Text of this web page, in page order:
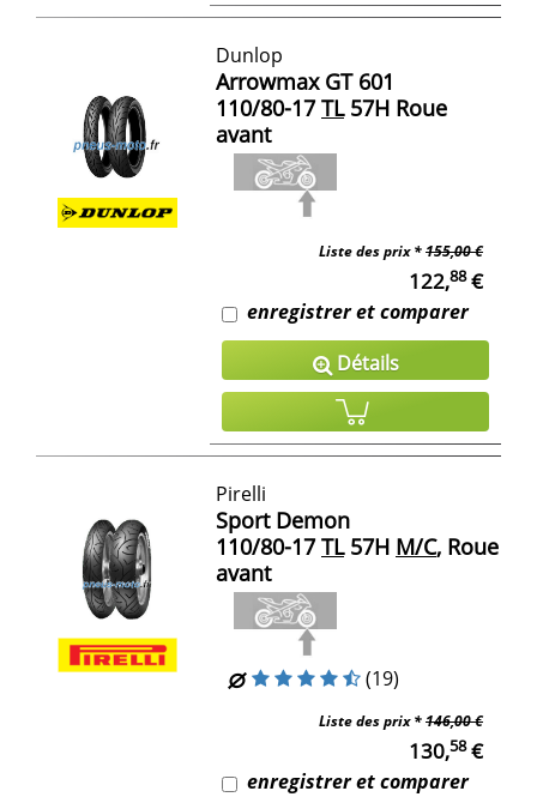
Dunlop
Arrowmax GT 601
110/80-17 TL57H Roue
avant
Liste des prix *155,00 €
122,88€
enregistrer et comparer
Détails
Pirelli
Sport Demon
110/80-17 TL57H M/C, Roue
avant
(19)
Liste des prix *146,00 €
130,58€
enregistrer et comparer